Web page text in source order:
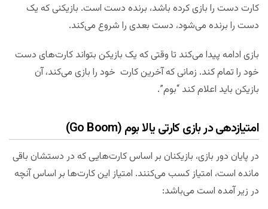
کارت دست را بازی کرده باشد، برنده دست است. بازیکنی که یک
دست را برنده می‌شود، دست بعدی را شروع می‌کند.
بازی ادامه پیدا می‌کند تا وقتی که یک بازیکن بتواند کارت‌های دست
خود را تمام کند. زمانی که آخرین کارت خود را بازی می‌کند، آن
بازیکن باید اعلام کند “بوم”.
امتیازدهی در بازی کارتی یالا بوم (Go Boom)
در پایان دور بازی، بازیکنان بر اساس کارت‌هایی که در دستشان باقی
مانده است، امتیاز کسب می‌کنند. امتیاز این کارت‌ها بر اساس آنچه
در زیر آمده است می‌باشد: